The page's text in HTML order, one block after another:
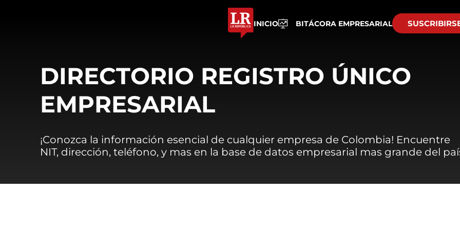
INICIO BITÁCORA EMPRESARIAL
DIRECTORIO REGISTRO ÚNICO
EMPRESARIAL
¡Conozca la información esencial de cualquier empresa de Colombia! Encuentre
NIT, dirección, teléfono, y mas en la base de datos empresarial mas grande del